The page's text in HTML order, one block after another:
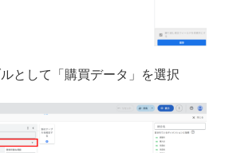
として「購買データ」を選択